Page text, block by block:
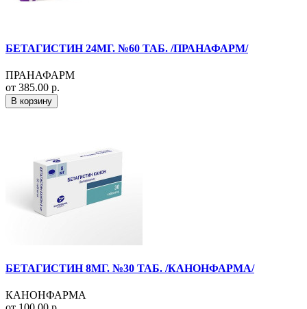
БЕТАГИСТИН 24МГ. №60 ТАБ. /ПРАНАФАРМ/
ПРАНАФАРМ
от 385.00 р.
В корзину
БЕТАГИСТИН 8МГ. №30 ТАБ. /КАНОНФАРМА/
КАНОНФАРМА